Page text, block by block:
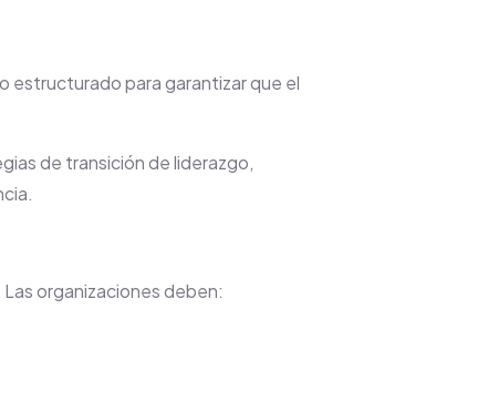
estructurado para garantizar que el
de transición de liderazgo,
organizaciones deben: